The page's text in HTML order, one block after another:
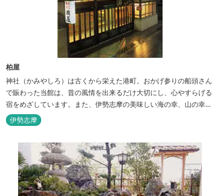
柏屋
神社（かみやしろ）は古くから栄えた港町。おかげ参りの船頭さん
で賑わった当館は、昔の風情を出来るだけ大切にし、心やすらげる
宿をめざしています。また、伊勢志摩の美味しい海の幸、山の幸を
低価格でお楽しみください。
伊勢志摩